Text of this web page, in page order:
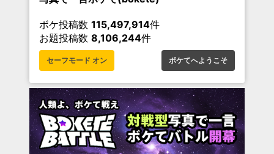
ボケ投稿数 115,497,914件
お題投稿数 8,106,244件
セーフモード オン ボケてへようこそ